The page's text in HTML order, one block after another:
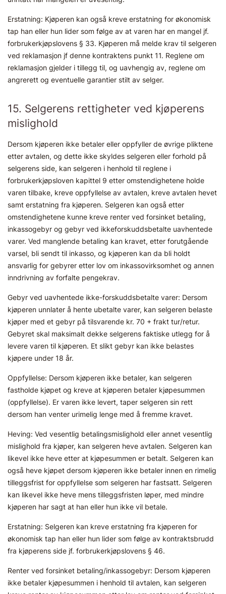
Erstatning: Kjøperen kan også kreve erstatning for økonomisk
tap han eller hun lider som følge av at varen har en mangel jf.
forbrukerkjøpslovens § 33. Kjøperen må melde krav til selgeren
ved reklamasjon jf denne kontraktens punkt 11. Reglene om
reklamasjon gjelder i tillegg til, og uavhengig av, reglene om
angrerett og eventuelle garantier stilt av selger.
15. Selgerens rettigheter ved kjøperens
mislighold
Dersom kjøperen ikke betaler eller oppfyller de øvrige pliktene
etter avtalen, og dette ikke skyldes selgeren eller forhold på
selgerens side, kan selgeren i henhold til reglene i
forbrukerkjøpsloven kapittel 9 etter omstendighetene holde
varen tilbake, kreve oppfyllelse av avtalen, kreve avtalen hevet
samt erstatning fra kjøperen. Selgeren kan også etter
omstendighetene kunne kreve renter ved forsinket betaling,
inkassogebyr og gebyr ved ikkeforskuddsbetalte uavhentede
varer. Ved manglende betaling kan kravet, etter forutgående
varsel, bli sendt til inkasso, og kjøperen kan da bli holdt
ansvarlig for gebyrer etter lov om inkassovirksomhet og annen
inndrivning av forfalte pengekrav.
Gebyr ved uavhentede ikke-forskuddsbetalte varer: Dersom
kjøperen unnlater å hente ubetalte varer, kan selgeren belaste
kjøper med et gebyr på tilsvarende kr. 70 + frakt tur/retur.
Gebyret skal maksimalt dekke selgerens faktiske utlegg for å
levere varen til kjøperen. Et slikt gebyr kan ikke belastes
kjøpere under 18 år.
Oppfyllelse: Dersom kjøperen ikke betaler, kan selgeren
fastholde kjøpet og kreve at kjøperen betaler kjøpesummen
(oppfyllelse). Er varen ikke levert, taper selgeren sin rett
dersom han venter urimelig lenge med å fremme kravet.
Heving: Ved vesentlig betalingsmislighold eller annet vesentlig
mislighold fra kjøper, kan selgeren heve avtalen. Selgeren kan
likevel ikke heve etter at kjøpesummen er betalt. Selgeren kan
også heve kjøpet dersom kjøperen ikke betaler innen en rimelig
tilleggsfrist for oppfyllelse som selgeren har fastsatt. Selgeren
kan likevel ikke heve mens tilleggsfristen løper, med mindre
kjøperen har sagt at han eller hun ikke vil betale.
Erstatning: Selgeren kan kreve erstatning fra kjøperen for
økonomisk tap han eller hun lider som følge av kontraktsbrudd
fra kjøperens side jf. forbrukerkjøpslovens § 46.
Renter ved forsinket betaling/inkassogebyr: Dersom kjøperen
ikke betaler kjøpesummen i henhold til avtalen, kan selgeren